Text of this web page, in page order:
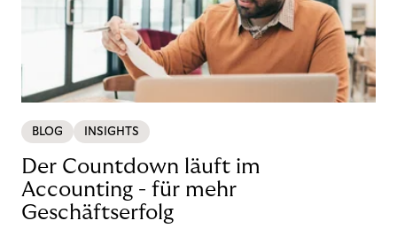
BLOG INSIGHTS
Der Countdown läuft im
Accounting - für mehr
Geschäftserfolg